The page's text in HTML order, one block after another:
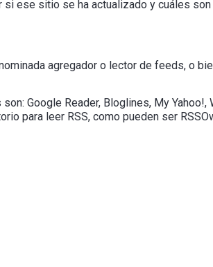
ese sitio se ha actualizado y cuáles
agregador o lector de feeds, o
Google Reader, Bloglines, My
para leer RSS, como pueden ser